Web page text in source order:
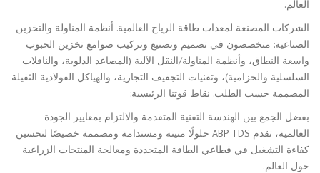
العالم.
الشركات المصنعة لمعدات طاقة الرياح العالمية. أنظمة المناولة والتخزين
الصناعية: متخصصون في تصميم وتصنيع وتركيب صوامع تخزين الحبوب
واسعة النطاق، وأنظمة المناولة/النقل الآلية (المصاعد الدلوية، والناقلات
السلسلية والحزامية)، وتقنيات التجفيف التجارية، والهياكل الفولاذية الثقيلة
المصممة حسب الطلب. نقاط قوتنا الرئيسية:
بفضل الجمع بين الهندسة التقنية المتقدمة والالتزام بمعايير الجودة
العالمية، تقدم ABP TDS حلولًا متينة ومستدامة ومصممة خصيصًا لتحسين
كفاءة التشغيل في قطاعي الطاقة المتجددة ومعالجة المنتجات الزراعية
حول العالم.